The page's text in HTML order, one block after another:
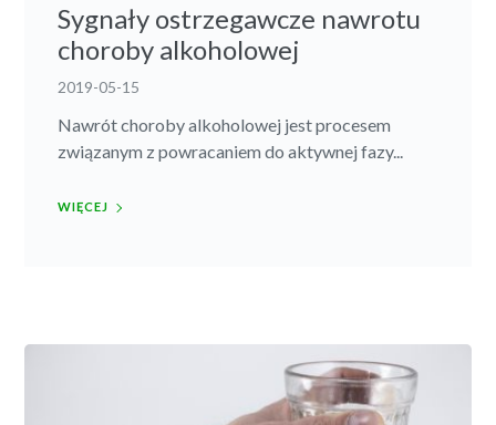
Sygnały ostrzegawcze nawrotu
choroby alkoholowej
2019-05-15
Nawrót choroby alkoholowej jest procesem
związanym z powracaniem do aktywnej fazy...
WIĘCEJ